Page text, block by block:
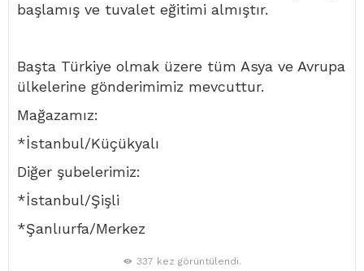
başlamış ve tuvalet eğitimi almıştır.
Başta Türkiye olmak üzere tüm Asya ve Avrupa
ülkelerine gönderimimiz mevcuttur.
Mağazamız:
*İstanbul/Küçükyalı
Diğer şubelerimiz:
*İstanbul/Şişli
*Şanlıurfa/Merkez
337 kez görüntülendi.